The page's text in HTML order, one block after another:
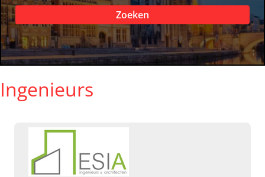
Zoeken
Ingenieurs